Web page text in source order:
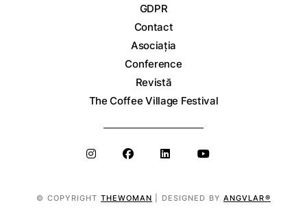
GDPR
Contact
Asociația
Conference
Revistă
The Coffee Village Festival
© COPYRIGHT THEWOMAN | DESIGNED BY ANGVLAR®